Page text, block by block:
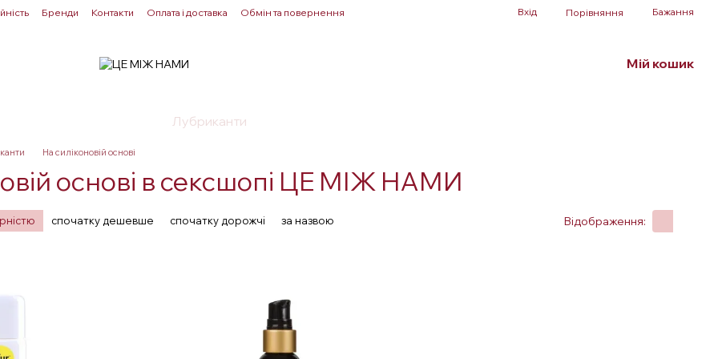
Бренди Контакти Оплата і доставка
Обмін та повернення
Вхід Порівняння Бажання
Мій кошик
Лубриканти
На силіконовій основі
основі в сексшопі ЦЕ МІЖ НАМИ
спочатку дешевше спочатку дорожчі за назвою Відображення: